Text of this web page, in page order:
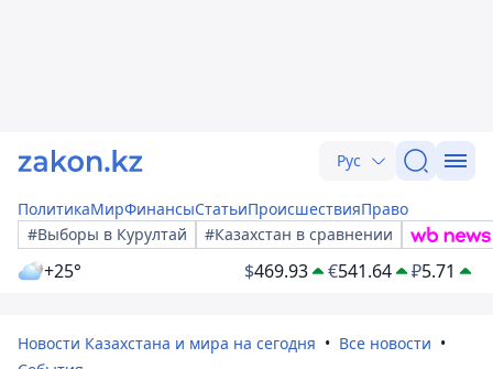
Рус
ПолитикаМирФинансыСтатьиПроисшествияПраво
#Выборы в Курултай
#Казахстан в сравнении
+25° $469.93 €541.64 ₽5.71
Новости Казахстана и мира на сегодня
Все новости